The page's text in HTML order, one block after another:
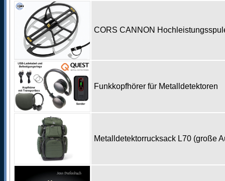
CORS CANNON
Funkkopfhörer für Metalldetektoren
Metalldetektorrucksack L70 (große